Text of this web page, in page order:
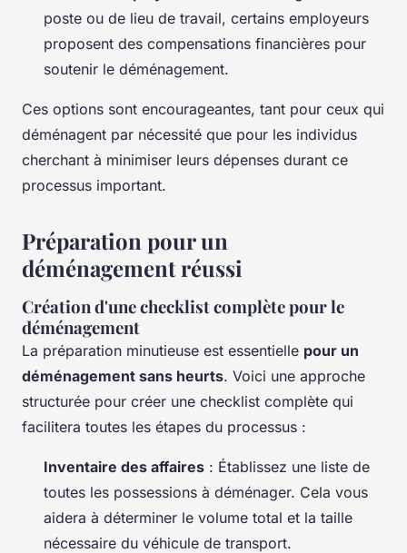
poste ou de lieu de travail, certains employeurs
proposent des compensations financières pour
soutenir le déménagement.
Ces options sont encourageantes, tant pour ceux qui
déménagent par nécessité que pour les individus
cherchant à minimiser leurs dépenses durant ce
processus important.
Préparation pour un
déménagement réussi
Création d'une checklist complète pour le
déménagement
La préparation minutieuse est essentielle pour un
déménagement sans heurts. Voici une approche
structurée pour créer une checklist complète qui
facilitera toutes les étapes du processus :
Inventaire des affaires : Établissez une liste de
toutes les possessions à déménager. Cela vous
aidera à déterminer le volume total et la taille
nécessaire du véhicule de transport.